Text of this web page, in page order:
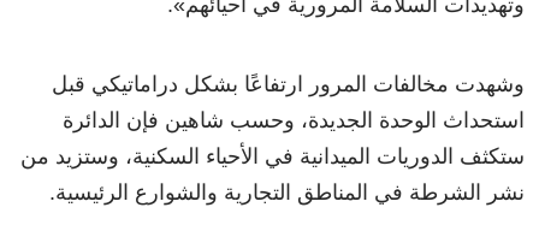
وتهديدات السلامة المرورية في أحيائهم»
.
وشهدت مخالفات المرور ارتفاعًا بشكل دراماتيكي قبل
استحداث الوحدة الجديدة، وحسب شاهين فإن الدائرة
ستكثف الدوريات الميدانية في الأحياء السكنية، وستزيد من
نشر الشرطة في المناطق التجارية والشوارع الرئيسية.